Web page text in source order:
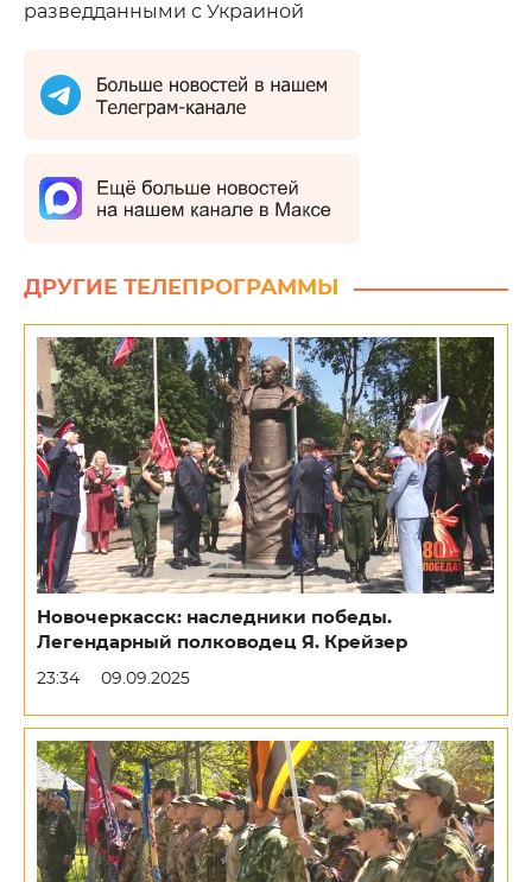
разведданными с Украиной
ДРУГИЕ ТЕЛЕПРОГРАММЫ
Новочеркасск: наследники победы.
Легендарный полководец Я. Крейзер
23:34 09.09.2025